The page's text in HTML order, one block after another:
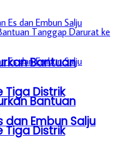
Bantuan
Distrik
dan Embun Salju
Bantuan
Distrik